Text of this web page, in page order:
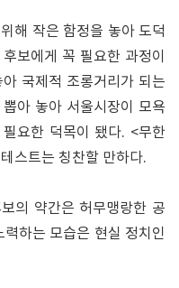
해 작은 함정을 놓아 도덕
보에게 꼭 필요한 과정이
국제적 조롱거리가 되는
아 놓아 서울시장이 모욕
요한 덕목이 됐다. <무한
스트는 칭찬할 만하다.
의 약간은 허무맹랑한 공
하는 모습은 현실 정치인